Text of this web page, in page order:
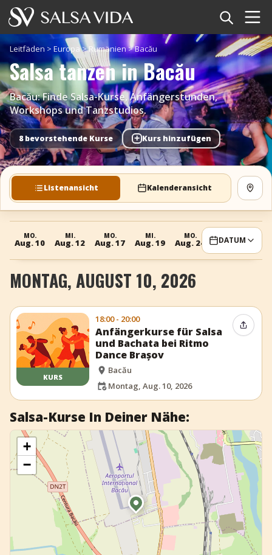
Startseite
Veranstaltungen
Nachrichten
Artikel
Videos
Salsa-Begriffe
TuneTempo
+ Event hinzufügen
Leitfäden > Europa>Rumänien>Bacău
Salsa tanzen in Bacău
Bacău: Finde Salsa-Kurse, Anfängerstunden,
Workshops und Tanzstudios.
8 bevorstehende Kurse + Kurs hinzufügen
Listenansicht Kalenderansicht
MO.
Aug. 10
MI.
Aug. 12
MO.
Aug. 17
MI.
Aug. 19
MO.
Aug. 24 DATUM
MONTAG, AUGUST 10, 2026
KURS
18:00 - 20:00
Anfängerkurse für Salsa
und Bachata bei Ritmo
Dance Brașov
Bacău
Montag, Aug. 10, 2026
Event
Salsa-Kurse In Deiner Nähe:
+
−